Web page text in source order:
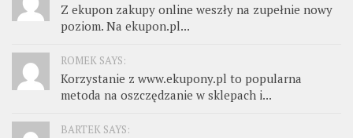
Z ekupon zakupy online weszły na zupełnie nowy
poziom. Na ekupon.pl...
ROMEK SAYS:
Korzystanie z www.ekupony.pl to popularna
metoda na oszczędzanie w sklepach i...
BARTEK SAYS: